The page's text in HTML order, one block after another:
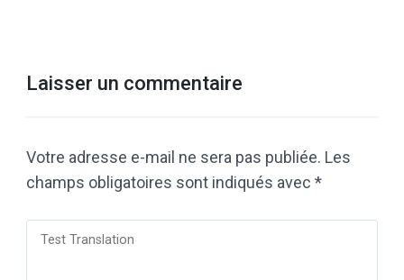
Laisser un commentaire
Votre adresse e-mail ne sera pas publiée. Les
champs obligatoires sont indiqués avec *